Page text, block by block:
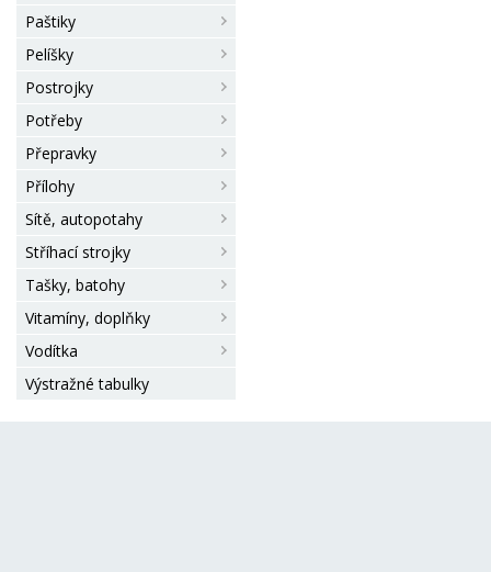
Paštiky
Pelíšky
Postrojky
Potřeby
Přepravky
Přílohy
Sítě, autopotahy
Stříhací strojky
Tašky, batohy
Vitamíny, doplňky
Vodítka
Výstražné tabulky